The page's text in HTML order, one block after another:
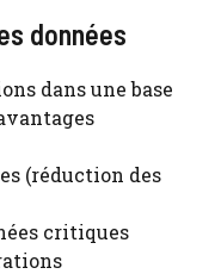
données
dans une base
(réduction des
critiques